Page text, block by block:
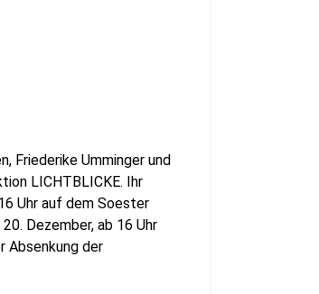
Friederike Umminger und
LICHTBLICKE. Ihr
Uhr auf dem Soester
Dezember, ab 16 Uhr
Absenkung der